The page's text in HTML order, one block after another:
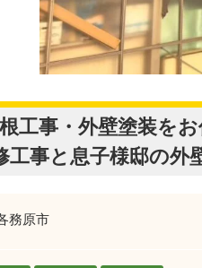
工事・外壁塗装を
事と息子様邸の外
務原市